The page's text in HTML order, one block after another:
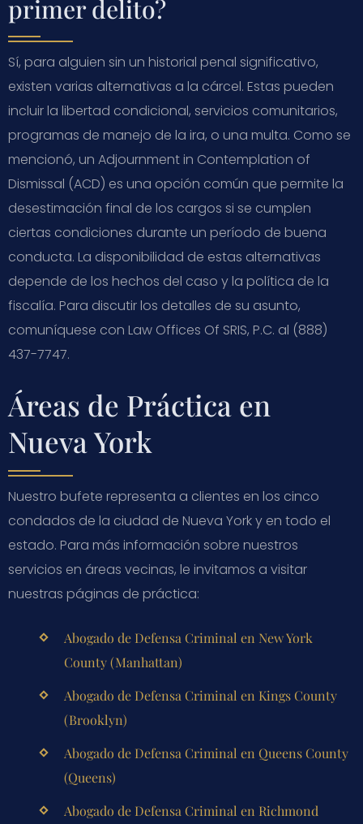
primer delito?
Sí, para alguien sin un historial penal significativo,
existen varias alternativas a la cárcel. Estas pueden
incluir la libertad condicional, servicios comunitarios,
programas de manejo de la ira, o una multa. Como se
mencionó, un Adjournment in Contemplation of
Dismissal (ACD) es una opción común que permite la
desestimación final de los cargos si se cumplen
ciertas condiciones durante un período de buena
conducta. La disponibilidad de estas alternativas
depende de los hechos del caso y la política de la
fiscalía. Para discutir los detalles de su asunto,
comuníquese con Law Offices Of SRIS, P.C. al (888)
437-7747.
Áreas de Práctica en
Nueva York
Nuestro bufete representa a clientes en los cinco
condados de la ciudad de Nueva York y en todo el
estado. Para más información sobre nuestros
servicios en áreas vecinas, le invitamos a visitar
nuestras páginas de práctica:
Abogado de Defensa Criminal en New York
County (Manhattan)
Abogado de Defensa Criminal en Kings County
(Brooklyn)
Abogado de Defensa Criminal en Queens County
(Queens)
Abogado de Defensa Criminal en Richmond